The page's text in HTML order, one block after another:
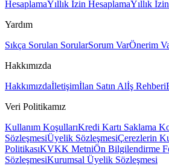
HesaplamaYıllık İzin HesaplamaYıllık
Yardım
Sıkça Sorulan SorularSorum VarÖnerim
Hakkımızda
Hakkımızdaİletişimİlan Satın Alİş Rehberi
Veri Politikamız
Kullanım KoşullarıKredi Kartı Saklama
SözleşmesiÜyelik SözleşmesiÇerezlerin
PolitikasıKVKK MetniÖn Bilgilendirme
SözleşmesiKurumsal Üyelik Sözleşmesi